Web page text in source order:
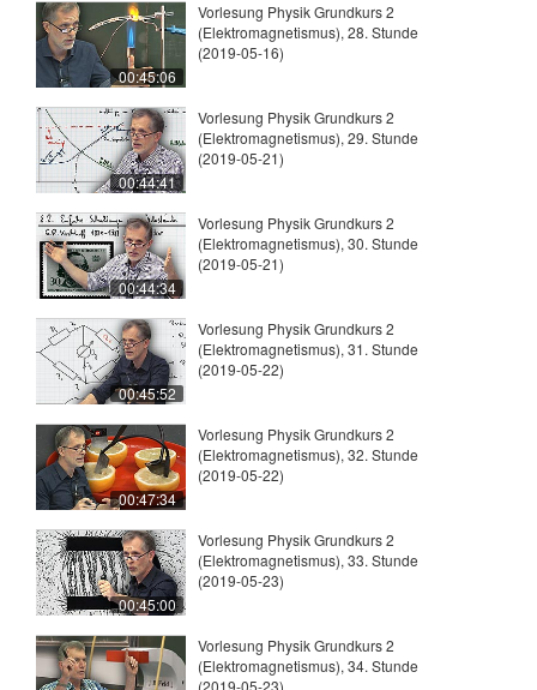
00:45:06
Vorlesung Physik Grundkurs 2
(Elektromagnetismus), 28. Stunde
(2019-05-16)
00:44:41
Vorlesung Physik Grundkurs 2
(Elektromagnetismus), 29. Stunde
(2019-05-21)
00:44:34
Vorlesung Physik Grundkurs 2
(Elektromagnetismus), 30. Stunde
(2019-05-21)
00:45:52
Vorlesung Physik Grundkurs 2
(Elektromagnetismus), 31. Stunde
(2019-05-22)
00:47:34
Vorlesung Physik Grundkurs 2
(Elektromagnetismus), 32. Stunde
(2019-05-22)
00:45:00
Vorlesung Physik Grundkurs 2
(Elektromagnetismus), 33. Stunde
(2019-05-23)
Vorlesung Physik Grundkurs 2
(Elektromagnetismus), 34. Stunde